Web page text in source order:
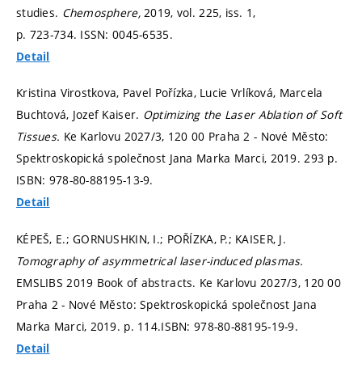
studies. Chemosphere, 2019, vol. 225, iss. 1,
p. 723-734. ISSN: 0045-6535.
Detail
Kristina Virostkova, Pavel Pořízka, Lucie Vrlíková, Marcela
Buchtová, Jozef Kaiser. Optimizing the Laser Ablation of Soft
Tissues. Ke Karlovu 2027/3, 120 00 Praha 2 - Nové Město:
Spektroskopická společnost Jana Marka Marci, 2019. 293 p.
ISBN: 978-80-88195-13-9.
Detail
KÉPEŠ, E.; GORNUSHKIN, I.; POŘÍZKA, P.; KAISER, J.
Tomography of asymmetrical laser-induced plasmas.
EMSLIBS 2019 Book of abstracts. Ke Karlovu 2027/3, 120 00
Praha 2 - Nové Město: Spektroskopická společnost Jana
Marka Marci, 2019. p. 114.ISBN: 978-80-88195-19-9.
Detail